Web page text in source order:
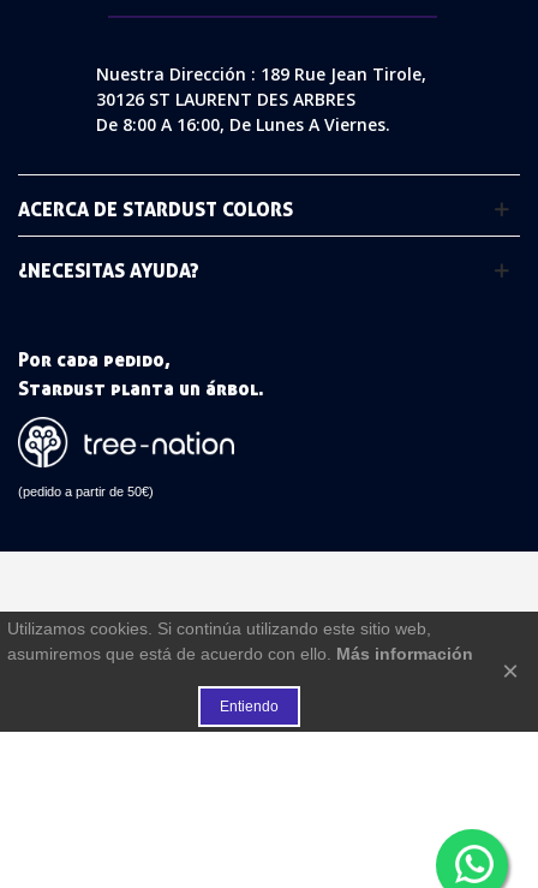
Nuestra Dirección : 189 Rue Jean Tirole,
30126 ST LAURENT DES ARBRES
De 8:00 A 16:00, De Lunes A Viernes.
ACERCA DE STARDUST COLORS
¿NECESITAS AYUDA?
Por cada pedido,
Stardust planta un árbol.
(pedido a partir de 50€)
Utilizamos cookies. Si continúa utilizando este sitio web,
asumiremos que está de acuerdo con ello. Más información
Entiendo
×